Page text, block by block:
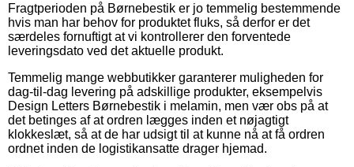
Fragtperioden på Børnebestik er jo temmelig bestemmende
hvis man har behov for produktet fluks, så derfor er det
særdeles fornuftigt at vi kontrollerer den forventede
leveringsdato ved det aktuelle produkt.
Temmelig mange webbutikker garanterer muligheden for
dag-til-dag levering på adskillige produkter, eksempelvis
Design Letters Børnebestik i melamin, men vær obs på at
det betinges af at ordren lægges inden et nøjagtigt
klokkeslæt, så at de har udsigt til at kunne nå at få ordren
ordnet inden de logistikansatte drager hjemad.